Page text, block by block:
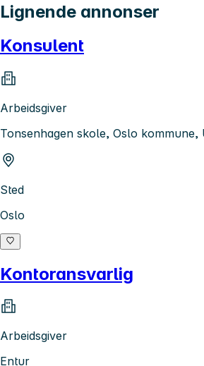
Lignende annonser
Konsulent
Arbeidsgiver
Tonsenhagen skole, Oslo kommune,
Sted
Oslo
Kontoransvarlig
Arbeidsgiver
Entur